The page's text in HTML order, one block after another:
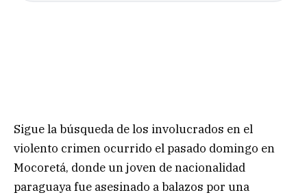
Sigue la búsqueda de los involucrados en el
violento crimen ocurrido el pasado domingo en
Mocoretá, donde un joven de nacionalidad
paraguaya fue asesinado a balazos por una